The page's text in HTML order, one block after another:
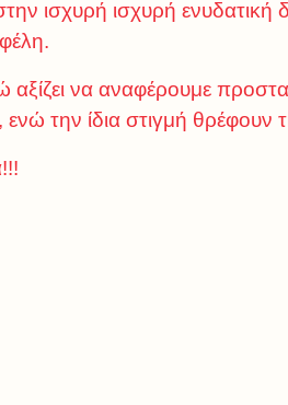
ισχυρή ισχυρή ενυδατική
αξίζει να αναφέρουμε
την ίδια στιγμή θρέφουν